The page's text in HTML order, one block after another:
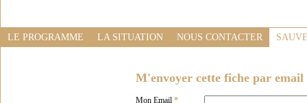
LE PROGRAMME LA SITUATION NOUS CONTACTER
M'envoyer cette fiche par email
Mon Email *